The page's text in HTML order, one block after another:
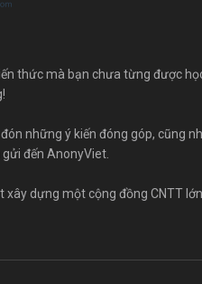
thức mà bạn chưa từng được
những ý kiến đóng góp, cũng
đến AnonyViet.
xây dựng một cộng đồng CNTT lớn